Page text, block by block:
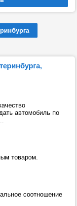
автомобиль по
товаром.
соотношение